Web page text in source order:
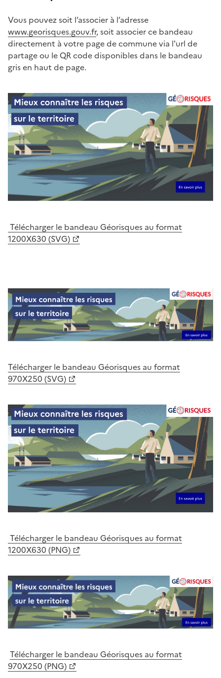
Vous pouvez soit l’associer à l’adresse
www.georisques.gouv.fr, soit associer ce bandeau
directement à votre page de commune via l'url de
partage ou le QR code disponibles dans le bandeau
gris en haut de page.
Télécharger le bandeau Géorisques au format
1200X630 (SVG)
Télécharger le bandeau Géorisques au format
970X250 (SVG)
Télécharger le bandeau Géorisques au format
1200X630 (PNG)
Télécharger le bandeau Géorisques au format
970X250 (PNG)